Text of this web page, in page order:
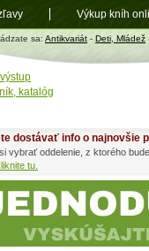
sa: Antikvariát - Deti, Mládež
dostávať info o najnovšie
vybrať oddelenie, z ktorého
tu.
katalóg
Výkup kníh